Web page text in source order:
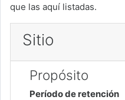
que las aquí listadas.
Sitio
Propósito
Período de retención